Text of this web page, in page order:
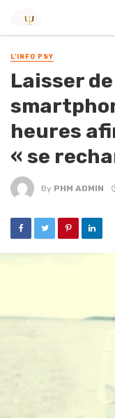
L'INFO PSY
Laisser
heures
« se
By PHM ADMIN